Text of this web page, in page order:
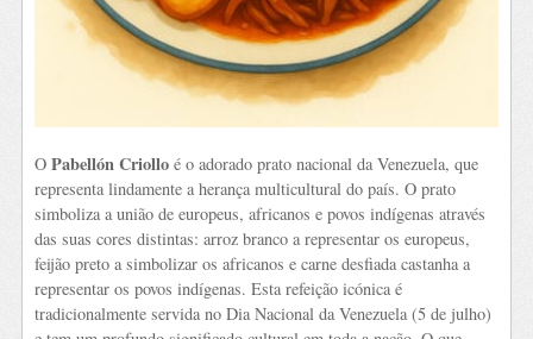
O Pabellón Criolloé o adorado prato nacional da Venezuela, que
representa lindamente a herança multicultural do país. O prato
simboliza a união de europeus, africanos e povos indígenas através
das suas cores distintas: arroz branco a representar os europeus,
feijão preto a simbolizar os africanos e carne desfiada castanha a
representar os povos indígenas. Esta refeição icónica é
tradicionalmente servida no Dia Nacional da Venezuela (5 de julho)